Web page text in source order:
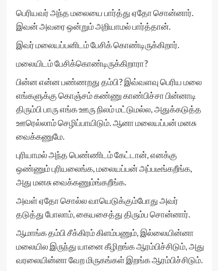
பெரியவர் அந்த மலையை பார்த்து ஏதோ சொன்னார்.
இவன் அவரை ஒன்றும் அறியாமல் பார்த்தான்.
இவர் மலையப்பனிடம் பேசிக் கொண்டிருக்கிறார்.
மலையிடம் பேசிக்கொண்டிருக்கிறாரா?
பின்ன என்ன பண்ணறது தம்பி? இவ்வளவு பெரிய மலை
எங்களுக்கு கொஞ்சம் கண்ணு காண்பிச்சா பின்னாடி
திரும்பி பாரு எங்க ஊரு நிலம் மட்டுமல்ல, அதுக்கடுத்த
ஊரெல்லாம் செழிப்பாயிடும். ஆனா மலையப்பன் மனசு
வைக்கணுமே.
புரியாமல் அந்த பெண்ணிடம் கேட்டான், எனக்கு
ஒண்ணும் புரியலைங்க, மலையப்பன் அப்படீங்கறீங்க,
அது மனசு வைக்கணும்ங்கறீங்க.
அவள் ஏதோ சொல்ல வாயெடுக்கும்போது அவர்
தடுத்து போலாம், கையசைத்து திரும்ப சொன்னார்.
ஆமாங்க தம்பி சீக்கிரம் கிளம்பணும், இல்லையின்னா
மலையில இருந்து யானை கீழிறங்க ஆரம்பிச்சிடும், அது
வரலையின்னா வேற மிருகங்கள் இறங்க ஆரம்பிச்சிடும்.